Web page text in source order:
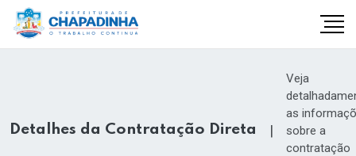
Detalhes da Contratação Direta |
Veja
as
sobre a
contratação